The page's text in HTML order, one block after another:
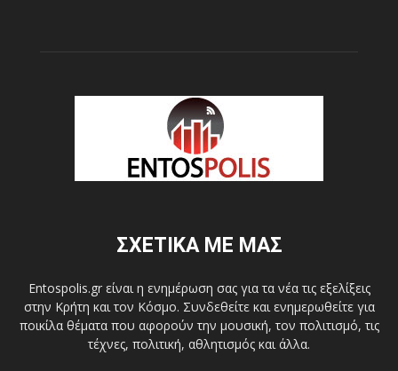
ΣΧΕΤΙΚΑ ΜΕ ΜΑΣ
Entospolis.gr είναι η ενημέρωση σας για τα νέα τις εξελίξεις
στην Κρήτη και τον Κόσμο. Συνδεθείτε και ενημερωθείτε για
ποικίλα θέματα που αφορούν την μουσική, τον πολιτισμό, τις
τέχνες, πολιτική, αθλητισμός και άλλα.